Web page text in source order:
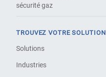
sécurité gaz
TROUVEZ VOTRE SOLUTION
Solutions
Industries